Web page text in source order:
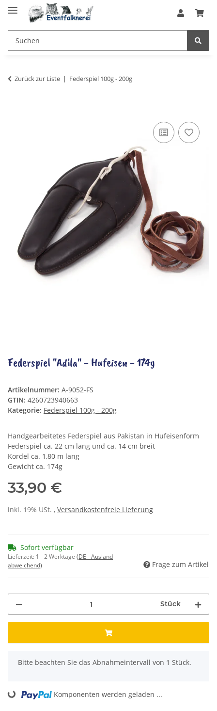
Zurück zur Liste Federspiel 100g - 200g
Federspiel "Adila" - Hufeisen - 174g
Artikelnummer: A-9052-FS
GTIN: 4260723940663
Kategorie: Federspiel 100g - 200g
Handgearbeitetes Federspiel aus Pakistan in Hufeisenform
Federspiel ca. 22 cm lang und ca. 14 cm breit
Kordel ca. 1,80 m lang
Gewicht ca. 174g
33,90 €
inkl. 19% USt. , Versandkostenfreie Lieferung
Sofort verfügbar
Lieferzeit: 1 - 2 Werktage (DE - Ausland
abweichend)
Frage zum Artikel
Stück
x
Bitte beachten Sie das Abnahmeintervall von 1 Stück.
Loading... Komponenten werden geladen ...